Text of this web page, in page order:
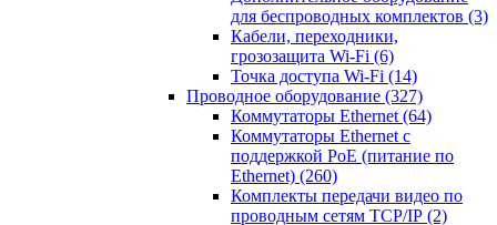
для беспроводных комплектов (3)
Кабели, переходники,
грозозащита Wi-Fi (6)
Точка доступа Wi-Fi (14)
Проводное оборудование (327)
Коммутаторы Ethernet (64)
Коммутаторы Ethernet с
поддержкой PoE (питание по
Ethernet) (260)
Комплекты передачи видео по
проводным сетям TCP/IP (2)